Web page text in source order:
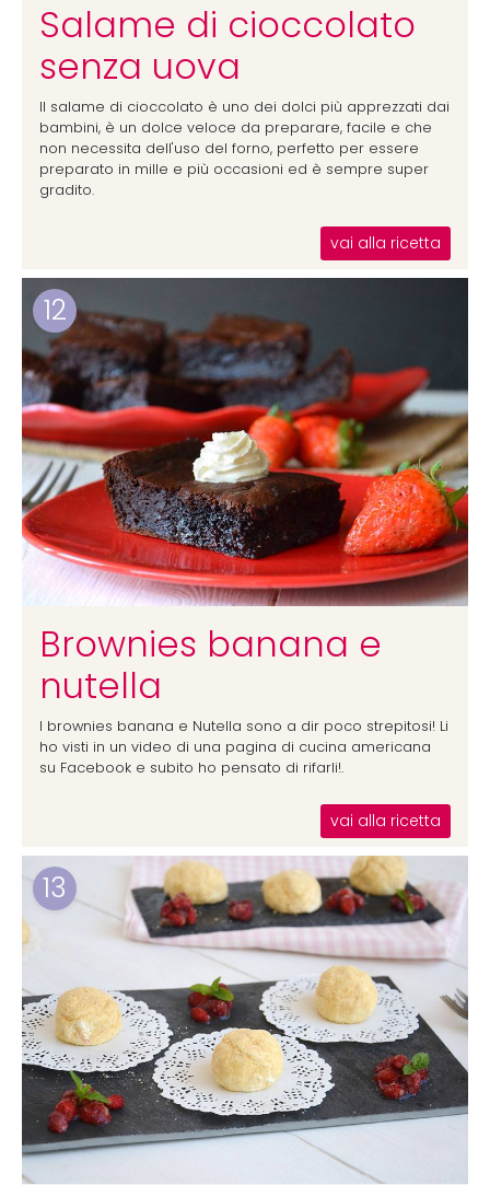
Salame di cioccolato
senza uova
Il salame di cioccolato è uno dei dolci più apprezzati dai
bambini, è un dolce veloce da preparare, facile e che
non necessita dell'uso del forno, perfetto per essere
preparato in mille e più occasioni ed è sempre super
gradito.
vai alla ricetta
12
Brownies banana e
nutella
I brownies banana e Nutella sono a dir poco strepitosi! Li
ho visti in un video di una pagina di cucina americana
su Facebook e subito ho pensato di rifarli!.
vai alla ricetta
13